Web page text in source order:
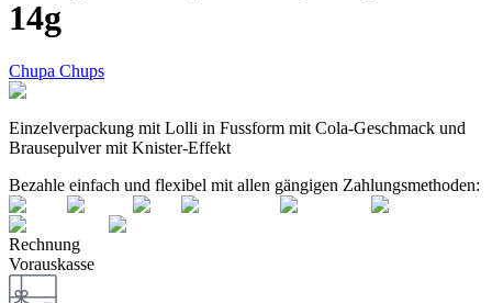
14g
Chupa Chups
Einzelverpackung mit Lolli in Fussform mit Cola-Geschmack und
Brausepulver mit Knister-Effekt
Bezahle einfach und flexibel mit allen gängigen Zahlungsmethoden:
Rechnung
Vorauskasse